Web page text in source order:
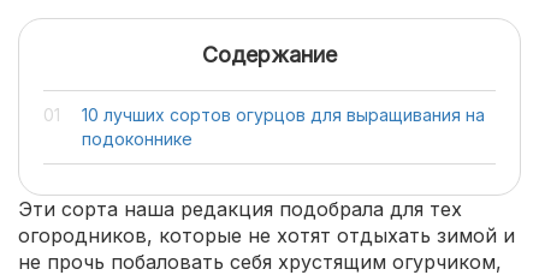
Содержание
10 лучших сортов огурцов для выращивания на
подоконнике
Эти сорта наша редакция подобрала для тех
огородников, которые не хотят отдыхать зимой и
не прочь побаловать себя хрустящим огурчиком,